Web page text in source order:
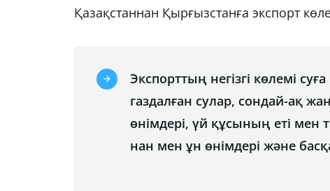
Қазақстаннан Қырғызстанға экспорт
Экспорттың негізгі көлемі
газдалған сулар, сондай-ақ
өнімдері, үй құсының еті
нан мен ұн өнімдері және